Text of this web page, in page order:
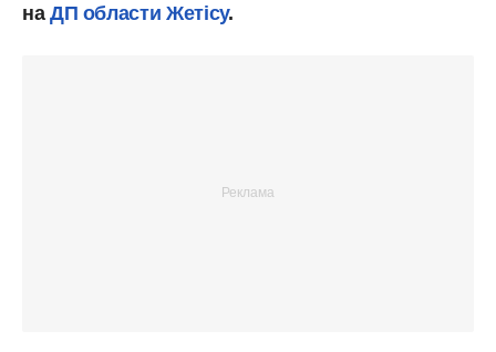
на ДП области Жетісу.